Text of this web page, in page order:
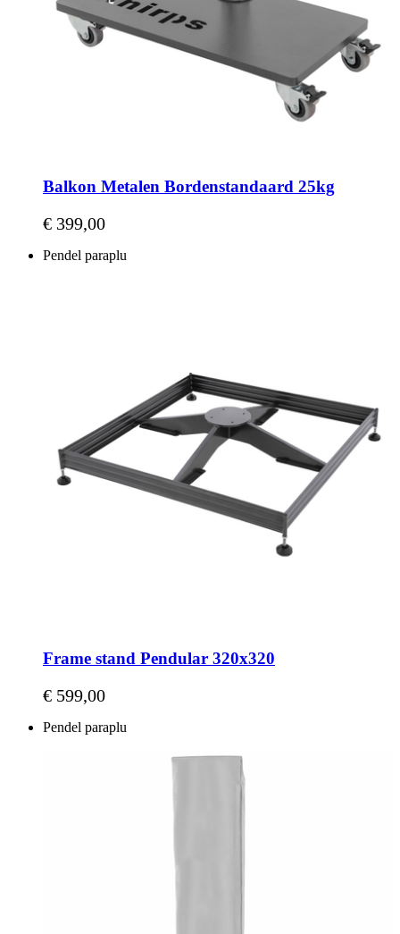
Balkon Metalen Bordenstandaard 25kg
€ 399,00
Pendel paraplu
Frame stand Pendular 320x320
€ 599,00
Pendel paraplu